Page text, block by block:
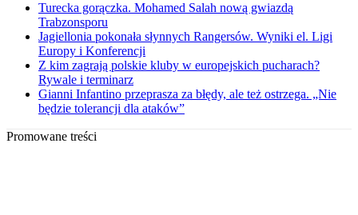
Turecka gorączka. Mohamed Salah nową gwiazdą
Trabzonsporu
Jagiellonia pokonała słynnych Rangersów. Wyniki el. Ligi
Europy i Konferencji
Z kim zagrają polskie kluby w europejskich pucharach?
Rywale i terminarz
Gianni Infantino przeprasza za błędy, ale też ostrzega. „Nie
będzie tolerancji dla ataków”
Promowane treści